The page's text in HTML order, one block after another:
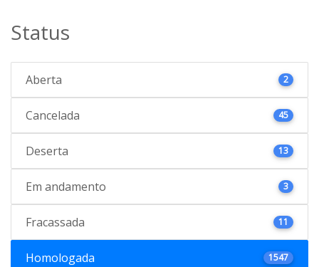
Status
Aberta 2
Cancelada 45
Deserta 13
Em andamento 3
Fracassada 11
Homologada 1547